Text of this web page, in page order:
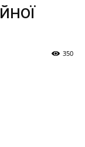
350